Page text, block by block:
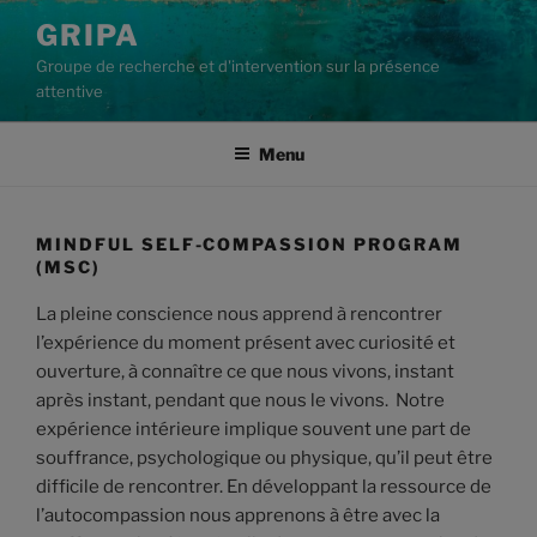
Aller
contenu
principal
GRIPA
Groupe de recherche et d'intervention sur la présence
attentive
Menu
MINDFUL SELF-COMPASSION PROGRAM
(MSC)
La pleine conscience nous apprend à rencontrer
l’expérience du moment présent avec curiosité et
ouverture, à connaître ce que nous vivons, instant
après instant, pendant que nous le vivons. Notre
expérience intérieure implique souvent une part de
souffrance, psychologique ou physique, qu’il peut être
difficile de rencontrer. En développant la ressource de
l’autocompassion nous apprenons à être avec la